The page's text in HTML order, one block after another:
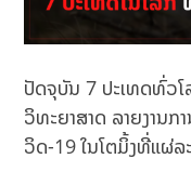
ປັດຈຸບັນ 7 ປະເທດທົ່ວ
ວິທະຍາສາດ ລາຍງານ
ວິດ-19 ໃນໂຕມິ້ງທີ່ແຜ່ລ